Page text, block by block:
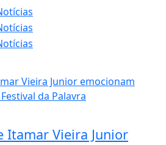
Itamar Vieira Junior